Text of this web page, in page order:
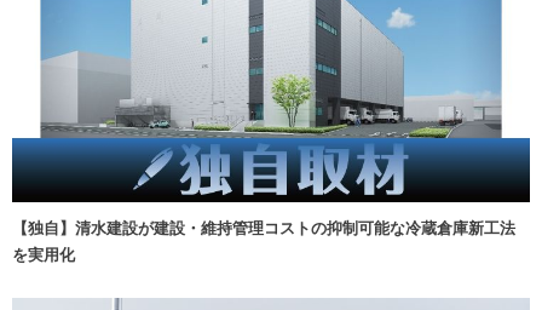
【独自】清水建設が建設・維持管理コストの抑制可能な冷蔵倉庫新工法
を実用化